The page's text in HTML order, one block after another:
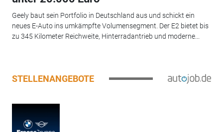
Geely baut sein Portfolio in Deutschland aus und schickt ein
neues E-Auto ins umkämpfte Volumensegment. Der E2 bietet bis
zu 345 Kilometer Reichweite, Hinterradantrieb und moderne...
STELLENANGEBOTE